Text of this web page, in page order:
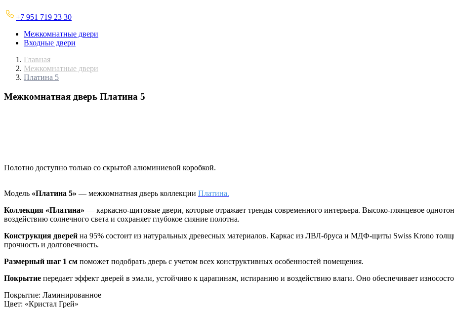
+7 951 719 23 30
Межкомнатные двери
Входные двери
Главная
Межкомнатные двери
Платина 5
Межкомнатная дверь Платина 5
Полотно доступно только со скрытой алюминиевой коробкой.
Модель «Платина 5» — межкомнатная дверь коллекции Платина.
Коллекция «Платина» — каркасно-щитовые двери, которые отражает тренды современного интерьера. Высоко-глянцевое
воздействию солнечного света и сохраняет глубокое сияние полотна.
Конструкция дверей на 95% состоит из натуральных древесных материалов. Каркас из ЛВЛ-бруса и МДФ-щиты Swiss Krono
прочность и долговечность.
Размерный шаг 1 см поможет подобрать дверь с учетом всех конструктивных особенностей помещения.
Покрытие передает эффект дверей в эмали, устойчиво к царапинам, истиранию и воздействию влаги. Оно обеспечивает
Покрытие: Ламинированное
Цвет: «Кристал Грей»